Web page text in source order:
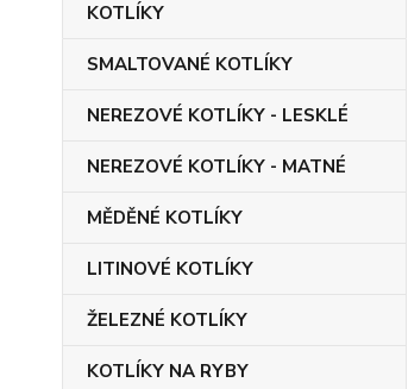
KOTLÍKY
SMALTOVANÉ KOTLÍKY
NEREZOVÉ KOTLÍKY - LESKLÉ
NEREZOVÉ KOTLÍKY - MATNÉ
MĚDĚNÉ KOTLÍKY
LITINOVÉ KOTLÍKY
ŽELEZNÉ KOTLÍKY
KOTLÍKY NA RYBY